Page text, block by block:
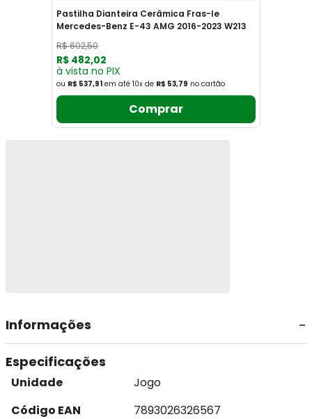
Pastilha Dianteira Cerâmica Fras-le
Mercedes-Benz E-43 AMG 2016-2023 W213
R$602,50
R$ 482,02
à vista no PIX
ou R$ 537,91 em até 10x de R$ 53,79 no cartão
Comprar
Informações
Especificações
Unidade
Jogo
Código EAN
7893026326567